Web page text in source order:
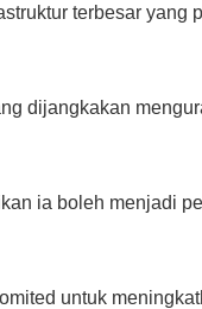
terbesar yang
dijangkakan
ia boleh menjadi
untuk